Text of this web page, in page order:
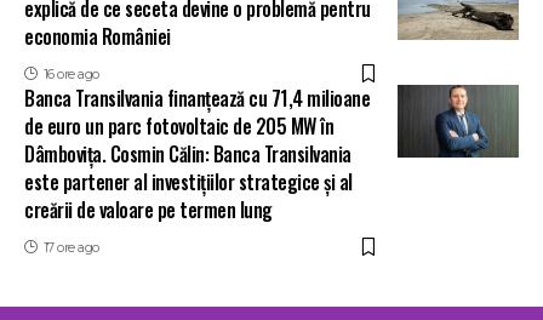
explică de ce seceta devine o problemă pentru
economia României
16 ore ago
Banca Transilvania finanțează cu 71,4 milioane
de euro un parc fotovoltaic de 205 MW în
Dâmbovița. Cosmin Călin: Banca Transilvania
este partener al investițiilor strategice și al
creării de valoare pe termen lung
17 ore ago